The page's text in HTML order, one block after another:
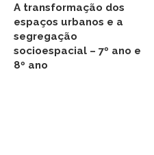
A transformação dos
espaços urbanos e a
segregação
socioespacial – 7º ano e
8º ano